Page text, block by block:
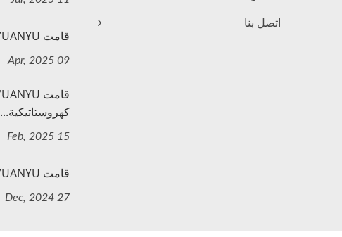
قامت YUANYU مؤخرًا بتركيب ألواح...
09 Apr, 2025
كهروستاتيكية...
15 Feb, 2025
قامت YUANYU بتأسيس علامة تجارية...
27 Dec, 2024
اتصل بنا